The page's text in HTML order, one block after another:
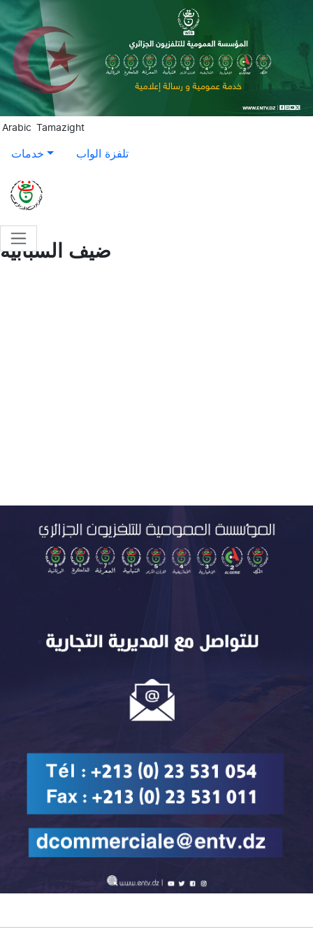
Aller au contenu principal
Arabic Tamazight
خدمات تلفزة الواب
ضيف الشبابية